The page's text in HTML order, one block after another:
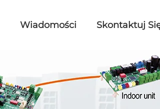
Wiadomości Skontaktuj